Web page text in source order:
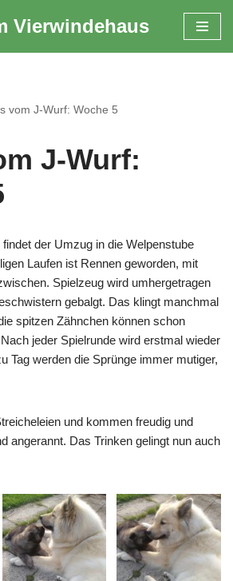
Vierwindehaus
vom J-Wurf: Woche 5
J-Wurf:
der Umzug in die Welpenstube
Laufen ist Rennen geworden, mit
Spielzeug wird umhergetragen
gebalgt. Das klingt manchmal
spitzen Zähnchen können schon
jeder Spielrunde wird erstmal wieder
Tag werden die Sprünge immer mutiger,
und kommen freudig und
angerannt. Das Trinken gelingt nun auch